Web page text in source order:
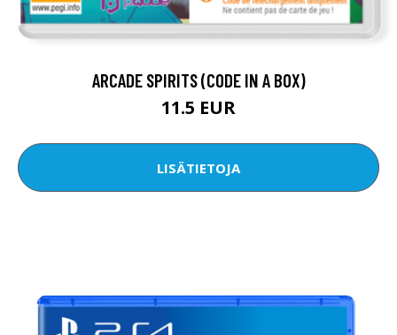
ARCADE SPIRITS (CODE IN A BOX)
11.5 EUR
LISÄTIETOJA